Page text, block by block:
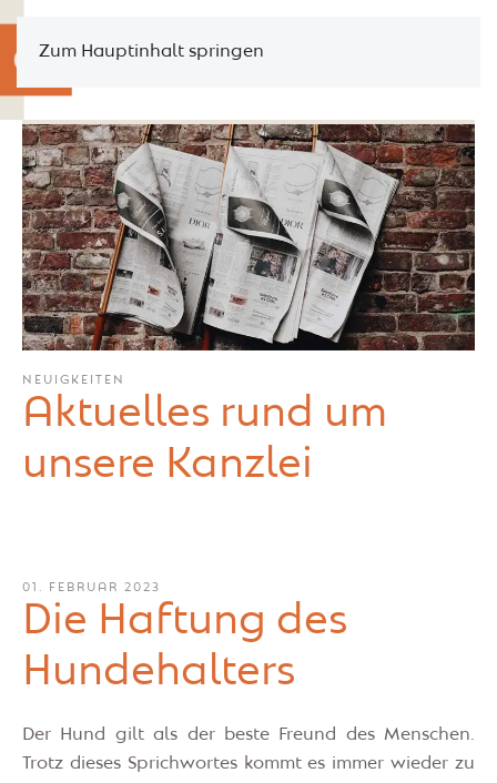
Zum Hauptinhalt springen
NEUIGKEITEN
Aktuelles rund um
unsere Kanzlei
01. FEBRUAR 2023
Die Haftung des
Hundehalters
Der Hund gilt als der beste Freund des Menschen.
Trotz dieses Sprichwortes kommt es immer wieder zu